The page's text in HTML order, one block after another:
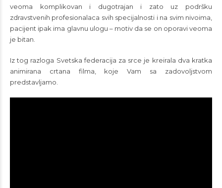
veoma komplikovan i dugotrajan i zato uz podršku
zdravstvenih profesionalaca svih specijalnosti i na svim nivoima,
pacijent ipak ima glavnu ulogu – motiv da se on oporavi veoma
je bitan.
Iz tog razloga Svetska federacija za srce je kreirala dva kratka
animirana crtana filma, koje Vam sa zadovoljstvom
predstavljamo.